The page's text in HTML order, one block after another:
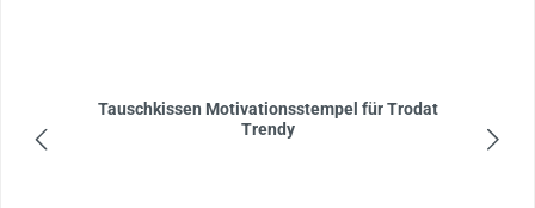
Tauschkissen Motivationsstempel für Trodat
Trendy